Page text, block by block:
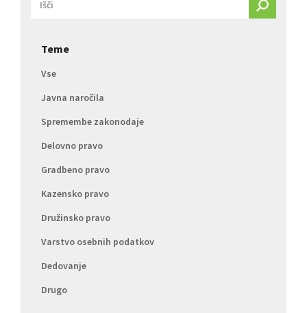
Teme
Vse
Javna naročila
Spremembe zakonodaje
Delovno pravo
Gradbeno pravo
Kazensko pravo
Družinsko pravo
Varstvo osebnih podatkov
Dedovanje
Drugo